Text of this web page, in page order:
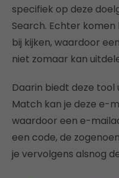
specifiek op deze
Search. Echter
bij kijken, waardoor
niet zomaar kan
Daarin biedt deze tool
Match kan je deze e-
waardoor een e-
een code, de
je vervolgens alsnog